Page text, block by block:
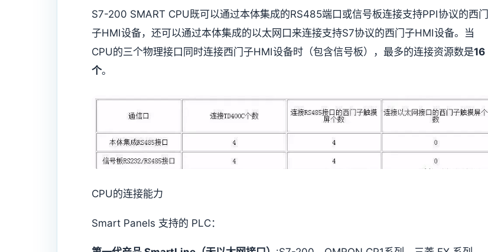
S7-200 SMART CPU既可以通过本体集成的RS485端口或信号板连接支持PPI协议的西门
子HMI设备，还可以通过本体集成的以太网口来连接支持S7协议的西门子HMI设备。 当
CPU的三个物理接口同时连接西门子HMI设备时（包含信号板），最多的连接资源数是16
个。
CPU的连接能力
Smart Panels 支持的 PLC：